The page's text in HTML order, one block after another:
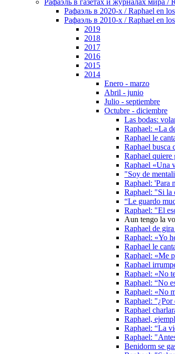
Рафаэль в газетах и журналах мира /
Рафаэль в 2020-х / Raphael en
Рафаэль в 2010-х / Raphael en
2019
2018
2017
2016
2015
2014
Enero - marzo
Abril - junio
Julio - septiembre
Octubre - diciembre
Las bodas:
Raphael: «La
Raphael le
Raphael busca
Raphael
Raphael «Una
"Soy de
Raphael: 'Para
Raphael: "Si la
“Le guardo
Raphael: "El
Aun tengo la
Raphael de
Raphael: «Yo
Raphael le
Raphael: «Me
Raphael
Raphael: «No
Raphael: “No
Raphael: «No
Raphael:
Raphael
Raphael,
Raphael: “La
Raphael:
Benidorm se